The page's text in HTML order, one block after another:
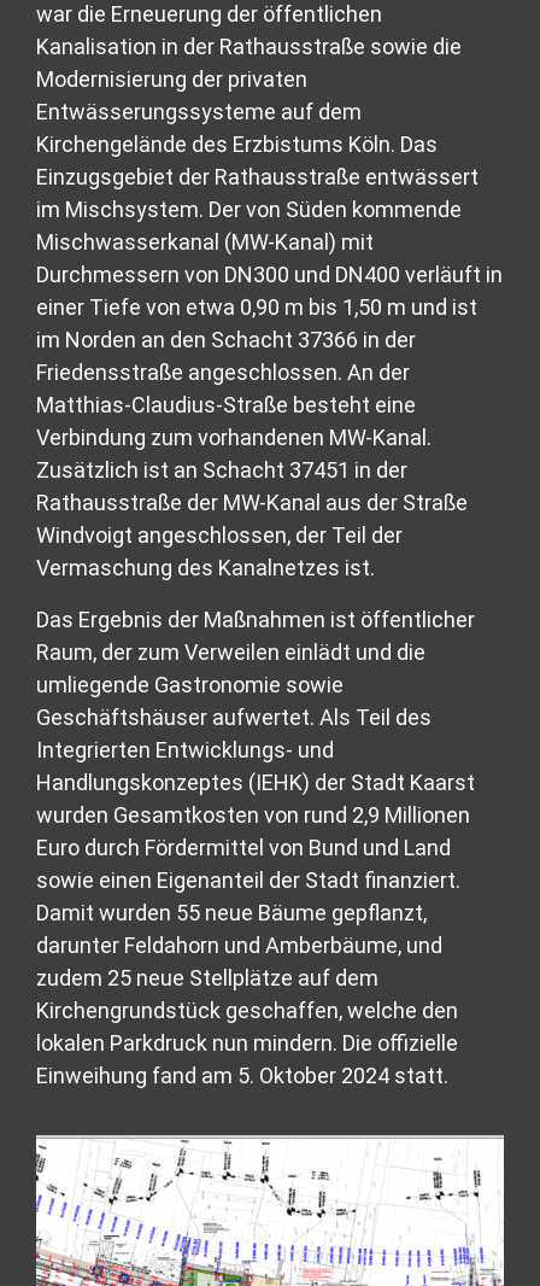
war die Erneuerung der öffentlichen
Kanalisation in der Rathausstraße sowie die
Modernisierung der privaten
Entwässerungssysteme auf dem
Kirchengelände des Erzbistums Köln. Das
Einzugsgebiet der Rathausstraße entwässert
im Mischsystem. Der von Süden kommende
Mischwasserkanal (MW-Kanal) mit
Durchmessern von DN300 und DN400 verläuft in
einer Tiefe von etwa 0,90 m bis 1,50 m und ist
im Norden an den Schacht 37366 in der
Friedensstraße angeschlossen. An der
Matthias-Claudius-Straße besteht eine
Verbindung zum vorhandenen MW-Kanal.
Zusätzlich ist an Schacht 37451 in der
Rathausstraße der MW-Kanal aus der Straße
Windvoigt angeschlossen, der Teil der
Vermaschung des Kanalnetzes ist.
Das Ergebnis der Maßnahmen ist öffentlicher
Raum, der zum Verweilen einlädt und die
umliegende Gastronomie sowie
Geschäftshäuser aufwertet. Als Teil des
Integrierten Entwicklungs- und
Handlungskonzeptes (IEHK) der Stadt Kaarst
wurden Gesamtkosten von rund 2,9 Millionen
Euro durch Fördermittel von Bund und Land
sowie einen Eigenanteil der Stadt finanziert.
Damit wurden 55 neue Bäume gepflanzt,
darunter Feldahorn und Amberbäume, und
zudem 25 neue Stellplätze auf dem
Kirchengrundstück geschaffen, welche den
lokalen Parkdruck nun mindern. Die offizielle
Einweihung fand am 5. Oktober 2024 statt.